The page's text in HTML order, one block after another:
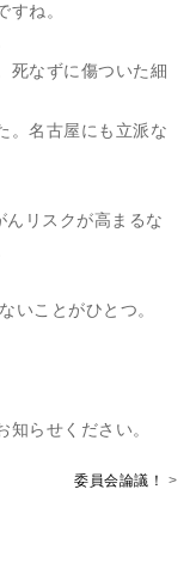
ね。
死なずに傷ついた細
。名古屋にも立派な
リスクが高まるな
いことがひとつ。
らせください。
委員会論議！ >